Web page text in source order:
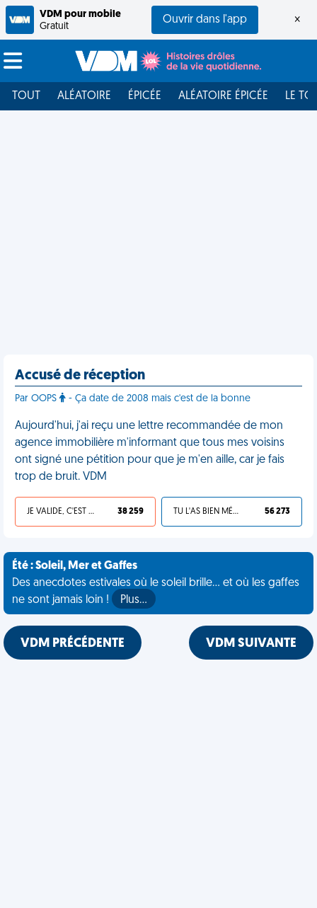
VDM pour mobile
Gratuit
Ouvrir dans l'app ×
TOUT ALÉATOIRE ÉPICÉE ALÉATOIRE ÉPICÉE LE
Accusé de réception
Par OOPS - Ça date de 2008 mais c'est de la bonne
Aujourd'hui, j'ai reçu une lettre recommandée de mon
agence immobilière m'informant que tous mes voisins
ont signé une pétition pour que je m'en aille, car je fais
trop de bruit. VDM
JE VALIDE, C'EST UNE VDM 38 259 TU L'AS BIEN MÉRITÉ 56 273
Été : Soleil, Mer et Gaffes
Des anecdotes estivales où le soleil brille... et où les gaffes
ne sont jamais loin !
Plus…
VDM PRÉCÉDENTE VDM SUIVANTE